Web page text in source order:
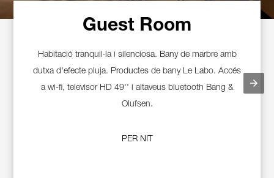
Guest Room
Habitació tranquil·la i silenciosa. Bany de marbre amb
dutxa d'efecte pluja. Productes de bany Le Labo. Accés
a wi-fi, televisor HD 49'' i altaveus bluetooth Bang &
Olufsen.
PER NIT